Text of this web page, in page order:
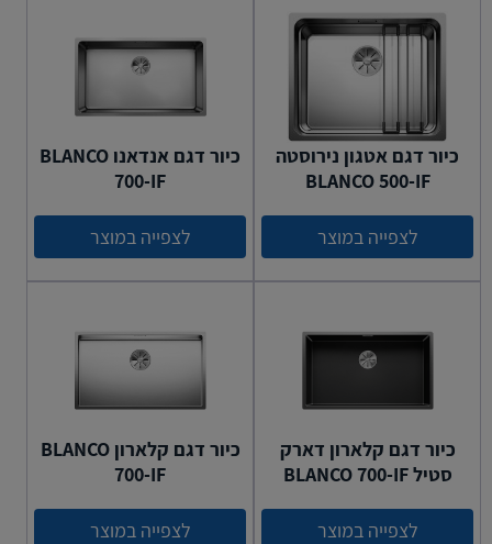
כיור דגם אטגון נירוסטה
BLANCO 500-IF
לצפייה במוצר
כיור דגם אנדאנו BLANCO
700-IF
לצפייה במוצר
כיור דגם קלארון דארק
סטיל BLANCO 700-IF
לצפייה במוצר
כיור דגם קלארון BLANCO
700-IF
לצפייה במוצר